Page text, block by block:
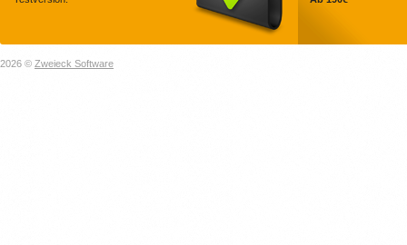
2026 © Zweieck Software